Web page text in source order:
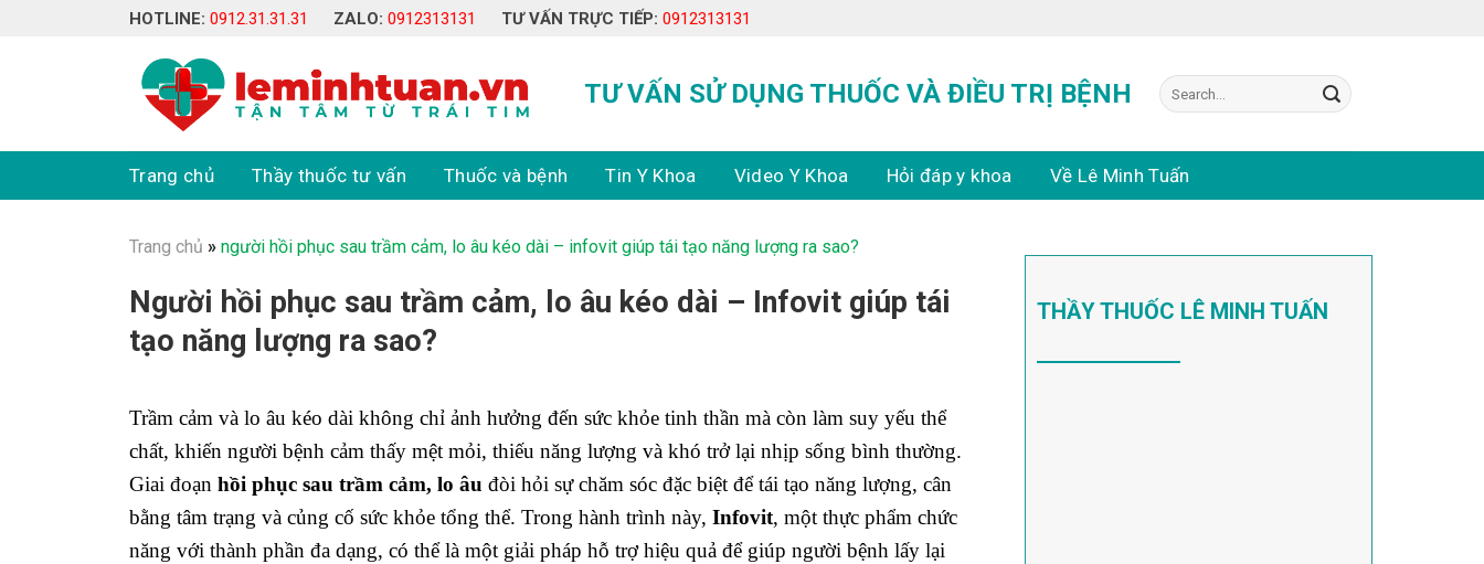
HOTLINE: 0912.31.31.31 ZALO: 0912313131 TƯ VẤN TRỰC TIẾP: 0912313131
TƯ VẤN SỬ DỤNG THUỐC VÀ ĐIỀU TRỊ BỆNH
Search
for:
Trang chủ Thầy thuốc tư vấn Thuốc và bệnh Tin Y Khoa Video Y Khoa Hỏi đáp y khoa Về Lê Minh Tuấn
Trang chủ » người hồi phục sau trầm cảm, lo âu kéo dài – infovit giúp tái tạo năng lượng ra sao?
Người hồi phục sau trầm cảm, lo âu kéo dài – Infovit giúp tái
tạo năng lượng ra sao?
Trầm cảm và lo âu kéo dài không chỉ ảnh hưởng đến sức khỏe tinh thần mà còn làm suy yếu thể
chất, khiến người bệnh cảm thấy mệt mỏi, thiếu năng lượng và khó trở lại nhịp sống bình thường.
Giai đoạn hồi phục sau trầm cảm, lo âu đòi hỏi sự chăm sóc đặc biệt để tái tạo năng lượng, cân
bằng tâm trạng và củng cố sức khỏe tổng thể. Trong hành trình này, Infovit, một thực phẩm chức
năng với thành phần đa dạng, có thể là một giải pháp hỗ trợ hiệu quả để giúp người bệnh lấy lại
THẦY THUỐC LÊ MINH TUẤN